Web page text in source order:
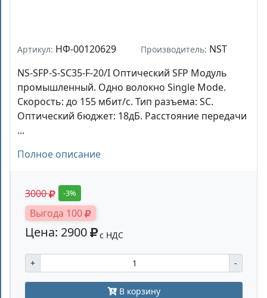
Артикул: НФ-00120629 Производитель: NST
NS-SFP-S-SC35-F-20/I Оптический SFP Модуль
промышленный. Одно волокно Single Mode.
Скорость: до 155 мбит/c. Тип разъема: SC.
Оптический бюджет: 18дБ. Расстояние передачи
...
Полное описание
3000 -3%
Выгода 100
Цена: 2900 с НДС
+ -
В корзину